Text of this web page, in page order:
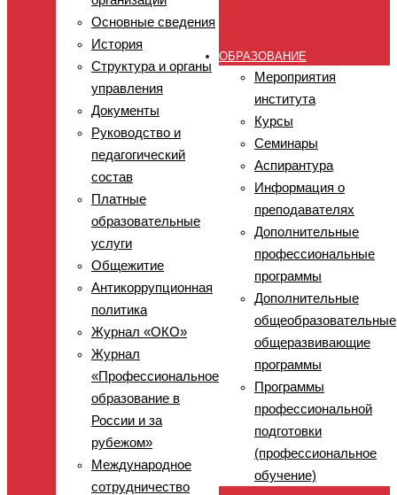
Основные сведения
История
Структура и органы
управления
Документы
Руководство и
педагогический
состав
Платные
образовательные
услуги
Общежитие
Антикоррупционная
политика
Журнал «ОКО»
Журнал
«Профессиональное
образование в
России и за
рубежом»
Международное
сотрудничество
ОБРАЗОВАНИЕ
Мероприятия
института
Курсы
Семинары
Аспирантура
Информация о
преподавателях
Дополнительные
профессиональные
программы
Дополнительные
общеобразовательные
общеразвивающие
программы
Программы
профессиональной
подготовки
(профессиональное
обучение)